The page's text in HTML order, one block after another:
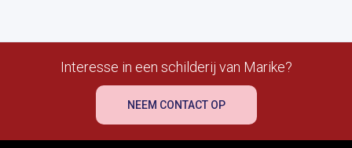
Interesse in een schilderij van Marike?
NEEM CONTACT OP